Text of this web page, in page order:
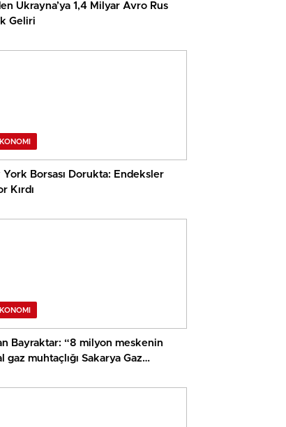
Ukrayna’ya 1,4 Milyar Avro Rus
Geliri
York Borsası Dorukta: Endeksler
Kırdı
Bayraktar: “8 milyon meskenin
gaz muhtaçlığı Sakarya Gaz